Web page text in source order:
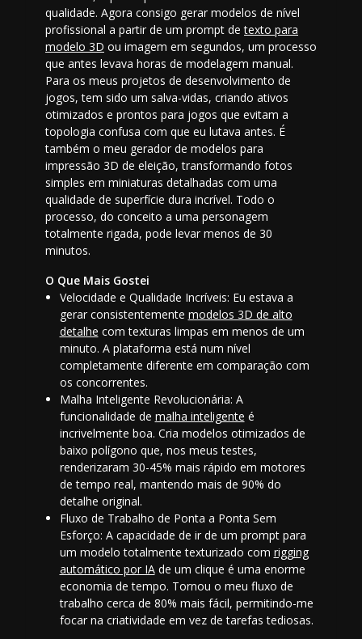
qualidade. Agora consigo gerar modelos de nível
profissional a partir de um prompt detexto para
modelo 3D ou imagem em segundos, um processo
que antes levava horas de modelagem manual.
Para os meus projetos de desenvolvimento de
jogos, tem sido um salva-vidas, criando ativos
otimizados e prontos para jogos que evitam a
topologia confusa com que eu lutava antes. É
também o meu gerador de modelos para
impressão 3D de eleição, transformando fotos
simples em miniaturas detalhadas com uma
qualidade de superfície dura incrível. Todo o
processo, do conceito a uma personagem
totalmente rigada, pode levar menos de 30
minutos.
O Que Mais Gostei
Velocidade e Qualidade Incríveis: Eu estava a
gerar consistentemente modelos 3D de alto
detalhe com texturas limpas em menos de um
minuto. A plataforma está num nível
completamente diferente em comparação com
os concorrentes.
Malha Inteligente Revolucionária: A
funcionalidade de malha inteligente é
incrivelmente boa. Cria modelos otimizados de
baixo polígono que, nos meus testes,
renderizaram 30-45% mais rápido em motores
de tempo real, mantendo mais de 90% do
detalhe original.
Fluxo de Trabalho de Ponta a Ponta Sem
Esforço: A capacidade de ir de um prompt para
um modelo totalmente texturizado com rigging
automático por IAde um clique é uma enorme
economia de tempo. Tornou o meu fluxo de
trabalho cerca de 80% mais fácil, permitindo-me
focar na criatividade em vez de tarefas tediosas.